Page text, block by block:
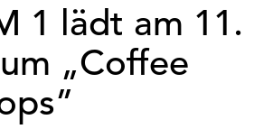
1 lädt am 11.
„Coffee